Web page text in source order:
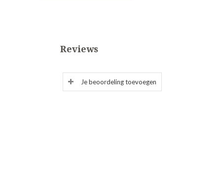
Reviews
Je beoordeling toevoegen